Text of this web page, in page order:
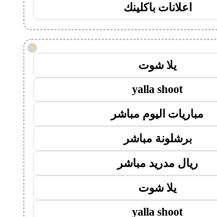
اعلانات باكلينك
!
يلا شوت
yalla shoot
مباريات اليوم مباشر
برشلونة مباشر
ريال مدريد مباشر
يلا شوت
yalla shoot